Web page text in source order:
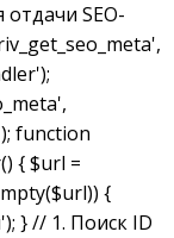
SEO-
function
{ $url =
{
} // 1. Поиск ID